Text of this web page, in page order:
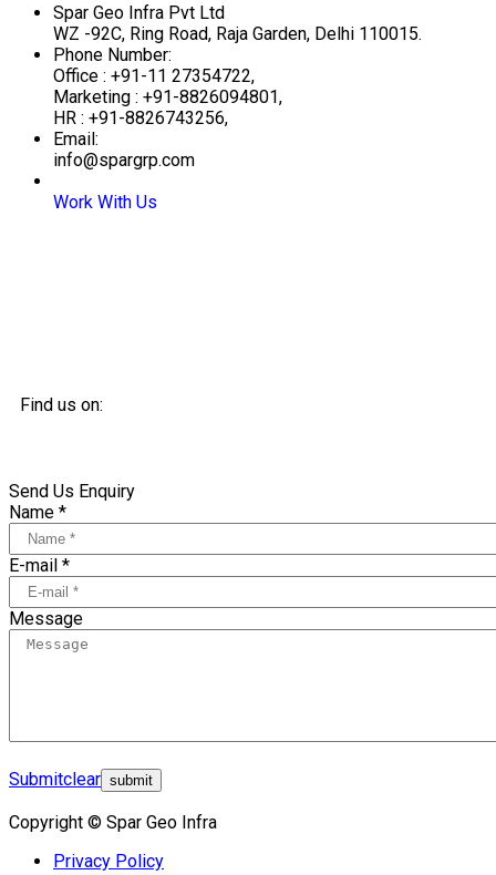
Spar Geo Infra Pvt Ltd
WZ -92C, Ring Road, Raja Garden, Delhi 110015.
Phone Number:
Office : +91-11 27354722,
Marketing : +91-8826094801,
HR : +91-8826743256,
Email:
info@spargrp.com
Work With Us
Find us on:
Send Us Enquiry
Name *
E-mail *
Message
Submitclear
Copyright © Spar Geo Infra
Privacy Policy